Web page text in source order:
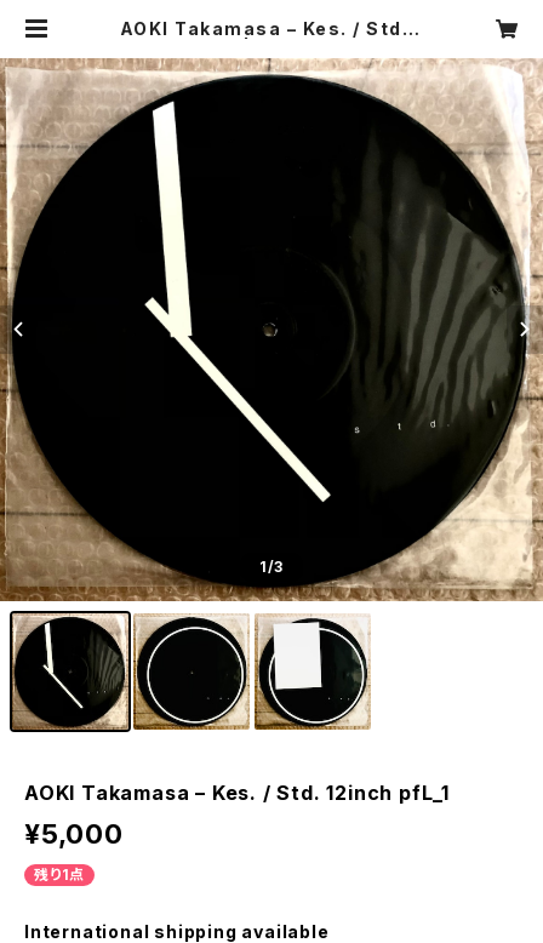
AOKI Takamasa – Kes. / Std. 1
OrM
1/3
AOKI Takamasa – Kes. / Std. 12inch pfL_1
¥5,000
残り1点
International shipping available